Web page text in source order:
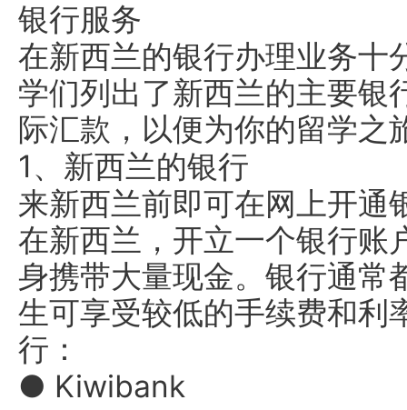
银行服务
在新西兰的银行办理业务十
学们列出了新西兰的主要银
际汇款，以便为你的留学之
1、新西兰的银行
来新西兰前即可在网上开通
在新西兰，开立一个银行账
身携带大量现金。银行通常
生可享受较低的手续费和利
行：
● Kiwibank